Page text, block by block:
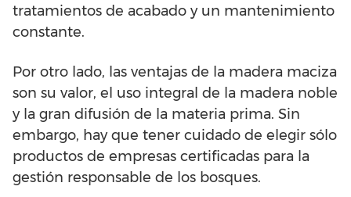
tratamientos de acabado y un mantenimiento
constante.
Por otro lado, las ventajas de la madera maciza
son su valor, el uso integral de la madera noble
y la gran difusión de la materia prima. Sin
embargo, hay que tener cuidado de elegir sólo
productos de empresas certificadas para la
gestión responsable de los bosques.